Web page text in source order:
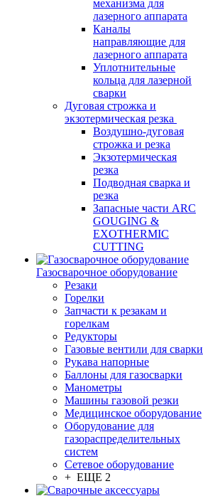
механизма для
лазерного аппарата
Каналы
направляющие для
лазерного аппарата
Уплотнительные
кольца для лазерной
сварки
Дуговая строжка и
экзотермическая резка
Воздушно-дуговая
строжка и резка
Экзотермическая
резка
Подводная сварка и
резка
Запасные части ARC
GOUGING &
EXOTHERMIC
CUTTING
Газосварочное оборудование
Резаки
Горелки
Запчасти к резакам и
горелкам
Редукторы
Газовые вентили для сварки
Рукава напорные
Баллоны для газосварки
Манометры
Машины газовой резки
Медицинское оборудование
Оборудование для
газораспределительных
систем
Сетевое оборудование
+ ЕЩЕ 2